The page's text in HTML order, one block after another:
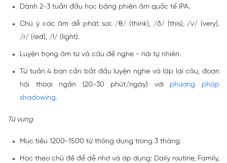
Dành 2-3 tuần đầu học bảng phiên âm quốc tế IPA.
Chú ý các âm dễ phát sai: /θ/ (think), /ð/ (this), /v/ (very),
/r/ (red), /l/ (light).
Luyện trọng âm từ và câu để nghe - nói tự nhiên.
Từ tuần 4 bạn cần bắt đầu luyện nghe và lặp lại câu, đoạn
hội thoại ngắn (20-30 phút/ngày) với phương pháp
shadowing.
Từ vựng
Mục tiêu 1200-1500 từ thông dụng trong 3 tháng.
Học theo chủ đề để dễ nhớ và áp dụng: Daily routine, Family,